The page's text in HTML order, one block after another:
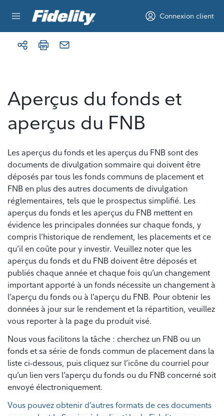
Connexion client
Aperçus du fonds et
aperçus du FNB
Les aperçus du fonds et les aperçus du FNB sont des
documents de divulgation sommaire qui doivent être
déposés par tous les fonds communs de placement et
FNB en plus des autres documents de divulgation
réglementaires, tels que le prospectus simplifié. Les
aperçus du fonds et les aperçus du FNB mettent en
évidence les principales données sur chaque fonds, y
compris l’historique de rendement, les placements et ce
qu’il en coûte pour y investir. Veuillez noter que les
aperçus du fonds et du FNB doivent être déposés et
publiés chaque année et chaque fois qu’un changement
important apporté à un fonds nécessite un changement à
l’aperçu du fonds ou à l’aperçu du FNB. Pour obtenir les
données à jour sur le rendement et la répartition, veuillez
vous reporter à la page du produit visé.
Nous vous facilitons la tâche : cherchez un FNB ou un
fonds et sa série de fonds commun de placement dans la
liste ci-dessous, puis cliquez sur l’icône du courriel pour
qu’un lien vers l’aperçu du fonds ou du FNB concerné soit
envoyé électroniquement.
Vous pouvez obtenir d’autres formats de ces documents